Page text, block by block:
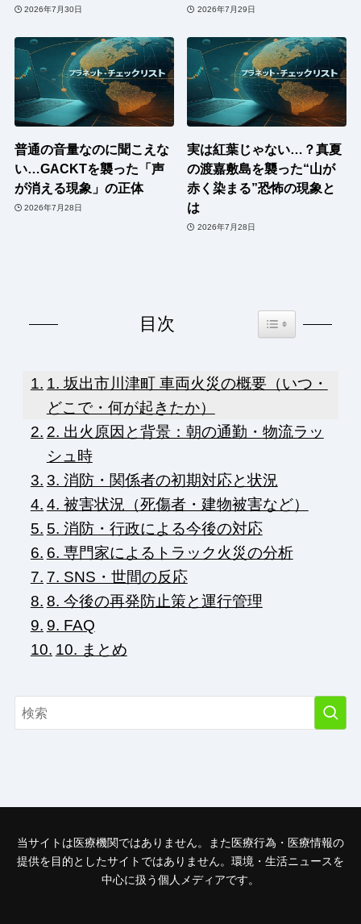
2026年7月30日 2026年7月29日
普通の音量なのに聞こえな
い…GACKTを襲った「声
が消える現象」の正体
2026年7月28日
実は紅葉じゃない…？真夏
の渡嘉敷島を襲った“山が
赤く染まる”恐怖の現象と
は
2026年7月28日
目次 Toggle Table of
1. 坂出市川津町 車両火災の概要（いつ・
どこで・何が起きたか）
2. 出火原因と背景：朝の通勤・物流ラッ
シュ時
3. 消防・関係者の初期対応と状況
4. 被害状況（死傷者・建物被害など）
5. 消防・行政による今後の対応
6. 専門家によるトラック火災の分析
7. SNS・世間の反応
8. 今後の再発防止策と運行管理
9. FAQ
10. まとめ
当サイトは医療機関ではありません。また医療行為・医療情報の
提供を目的としたサイトではありません。環境・生活ニュースを
中心に扱う個人メディアです。